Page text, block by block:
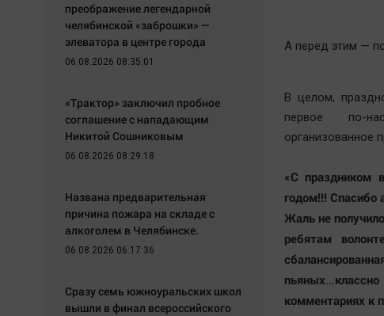
А перед этим —
В целом,
первое по-
организованное
«С праздником
годом!!! Спасибо
Жаль не
ребятам
комментариях к
преображение легендарной
челябинской «заброшки» —
элеватора в центре города
06.08.2026 08:35:01
«Трактор» заключил пробное
соглашение с нападающим
Никитой Сошниковым
06.08.2026 08:29:18
Названа предварительная
причина пожара на складе с
алкоголем в Челябинске.
06.08.2026 06:17:36
Сразу семь южноуральских школ
вышли в финал всероссийского